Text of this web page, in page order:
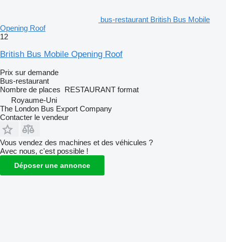
bus-restaurant British Bus Mobile
Opening Roof
12
British Bus Mobile Opening Roof
Prix sur demande
Bus-restaurant
Nombre de places RESTAURANT format
Royaume-Uni
The London Bus Export Company
Contacter le vendeur
Vous vendez des machines et des véhicules ?
Avec nous, c'est possible !
Déposer une annonce